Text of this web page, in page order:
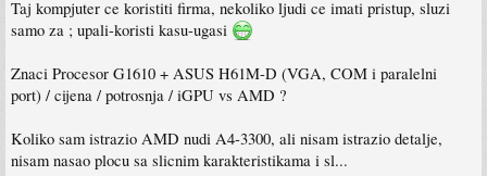
Taj kompjuter ce koristiti firma, nekoliko ljudi ce imati pristup, sluzi
samo za ; upali-koristi kasu-ugasi
Znaci Procesor G1610 + ASUS H61M-D (VGA, COM i paralelni
port) / cijena / potrosnja / iGPU vs AMD ?
Koliko sam istrazio AMD nudi A4-3300, ali nisam istrazio detalje,
nisam nasao plocu sa slicnim karakteristikama i sl...